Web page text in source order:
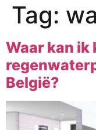
Tag:
Waar kan
België?